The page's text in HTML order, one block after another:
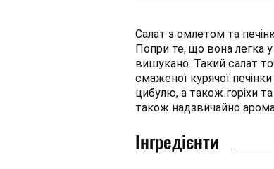
Салат з омлетом та
Попри те, що вона легка
вишукано. Такий салат
смаженої курячої
цибулю, а також горіхи
також надзвичайно
Інгредієнти